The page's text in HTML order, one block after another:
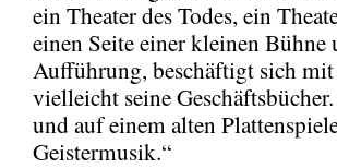
ein Theater des Todes, ein
einen Seite einer kleinen Bühne
Aufführung, beschäftigt sich
vielleicht seine
und auf einem alten
Geistermusik.“